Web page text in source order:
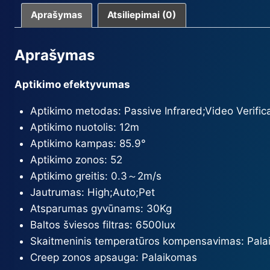
Aprašymas Atsiliepimai (0)
Aprašymas
Aptikimo efektyvumas
Aptikimo metodas: Passive Infrared;Video
Aptikimo nuotolis: 12m
Aptikimo kampas: 85.9°
Aptikimo zonos: 52
Aptikimo greitis: 0.3～2m/s
Jautrumas: High;Auto;Pet
Atsparumas gyvūnams: 30Kg
Baltos šviesos filtras: 6500lux
Skaitmeninis temperatūros kompensavimas:
Creep zonos apsauga: Palaikomas